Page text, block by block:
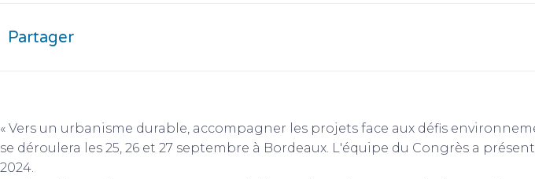
Partager
« Vers un urbanisme durable, accompagner les projets face aux défis
se déroulera les 25, 26 et 27 septembre à Bordeaux. L'équipe du Congrès a
2024.